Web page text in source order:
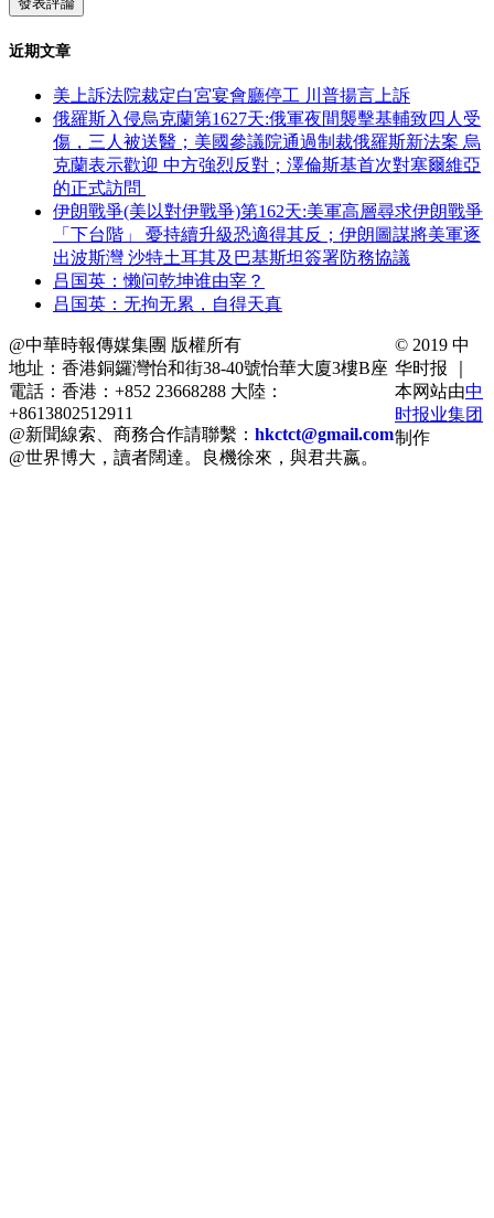
近期文章
美上訴法院裁定白宮宴會廳停工 川普揚言上訴
俄羅斯入侵烏克蘭第1627天:俄軍夜間襲擊基輔致四人受
傷，三人被送醫；美國參議院通過制裁俄羅斯新法案 烏
克蘭表示歡迎 中方強烈反對；澤倫斯基首次對塞爾維亞
的正式訪問
伊朗戰爭(美以對伊戰爭)第162天:美軍高層尋求伊朗戰爭
「下台階」 憂持續升級恐適得其反；伊朗圖謀將美軍逐
出波斯灣 沙特土耳其及巴基斯坦簽署防務協議
吕国英：懒问乾坤谁由宰？
吕国英：无拘无累，自得天真
@中華時報傳媒集團 版權所有
地址：香港銅鑼灣怡和街38-40號怡華大廈3樓B座
電話：香港：+852 23668288 大陸：
+8613802512911
@新聞線索、商務合作請聯繫： hkctct@gmail.com
@世界博大，讀者闊達。良機徐來，與君共嬴。
© 2019 中
华时报 ｜
本网站由中
时报业集团
制作